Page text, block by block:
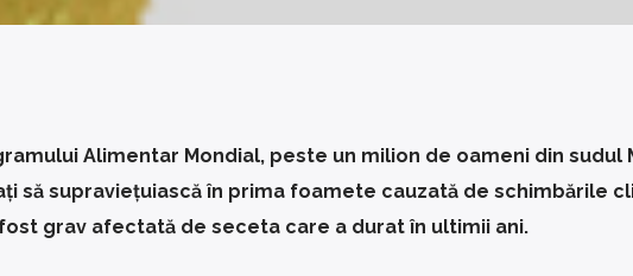
Alimentar Mondial, peste un milion de oameni din sudul
să supraviețuiască în prima foamete cauzată de schimbările
grav afectată de seceta care a durat în ultimii ani.